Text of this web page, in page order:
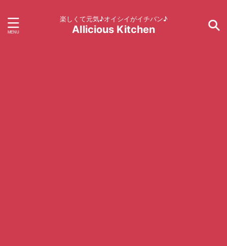
楽しくて元気♪オイシイがイチバン♪
AIlicious Kitchen